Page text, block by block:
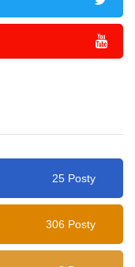
25 Posty
306 Posty